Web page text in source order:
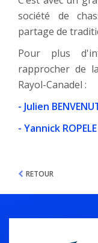
société de
partage de
Pour plus
rapprocher de
Rayol-Canadel :
- Julien
- Yannick
RETOUR